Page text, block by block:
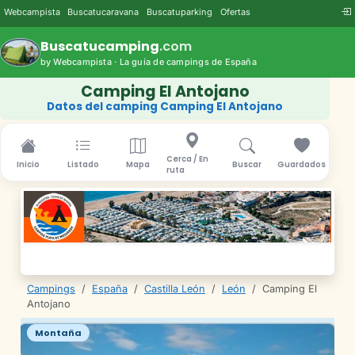
Webcampista Buscatucaravana Buscatuparking Ofertas
Buscatucamping.com
by Webcampista · La guía de campings de España
Camping El Antojano
Datos del camping Camping El Antojano
Inicio Listado Mapa
Cerca / En
ruta
Buscar Guardados
Campings / España / Castilla León / León / Camping El
Antojano
Montaña